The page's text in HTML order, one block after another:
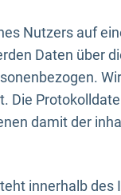
Nutzers auf
Daten über
Die
damit der
innerhalb